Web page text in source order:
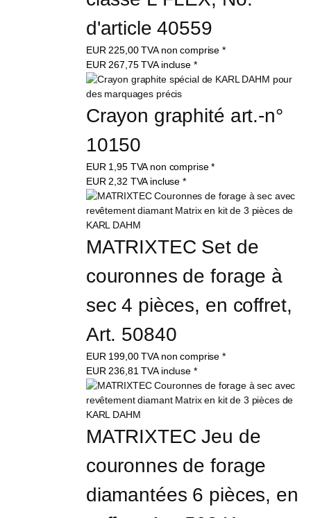
d'article 40559
EUR 225,00TVA non comprise *
EUR 267,75TVA incluse *
Crayon graphité art.-n°
10150
EUR 1,95 TVA non comprise *
EUR 2,32 TVA incluse *
MATRIXTEC Set de
couronnes de forage à
sec 4 pièces, en coffret,
Art. 50840
EUR 199,00TVA non comprise *
EUR 236,81TVA incluse *
MATRIXTEC Jeu de
couronnes de forage
diamantées 6 pièces, en